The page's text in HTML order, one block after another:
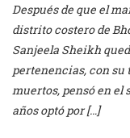
Después de que el
distrito costero de
Sanjeela Sheikh
pertenencias, con su
muertos, pensó en el
años optó por […]